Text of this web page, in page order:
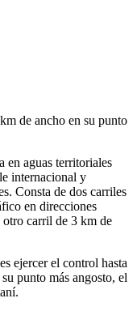
de ancho en su punto
en aguas territoriales
internacional y
Consta de dos carriles
en direcciones
otro carril de 3 km de
ejercer el control hasta
punto más angosto, el